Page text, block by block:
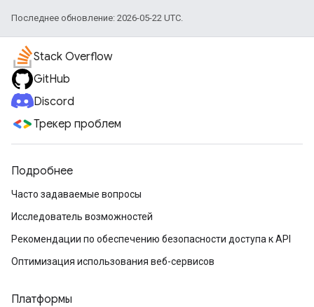
Последнее обновление: 2026-05-22 UTC.
Stack Overflow
GitHub
Discord
Трекер проблем
Подробнее
Часто задаваемые вопросы
Исследователь возможностей
Рекомендации по обеспечению безопасности доступа к API
Оптимизация использования веб-сервисов
Платформы